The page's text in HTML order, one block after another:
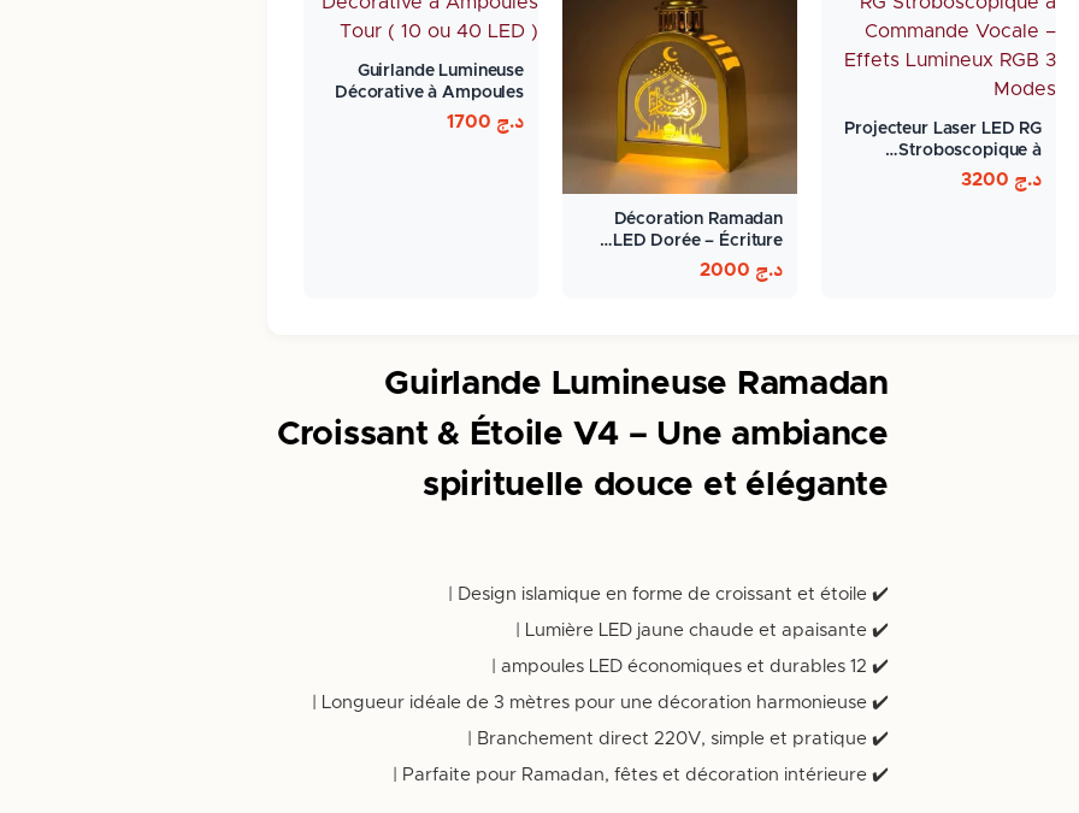
Projecteur Laser LED RG
Stroboscopique à…
د.ج
Décoration Ramadan
LED Dorée – Écriture…
د.ج
Guirlande Lumineuse
Décorative à Ampoules
Tour…
د.ج
Guirlande Lumineuse Ramadan
Croissant & Étoile V4 – Une ambiance
spirituelle douce et élégante
✔️ Design islamique en forme de croissant et étoile |
✔️ Lumière LED jaune chaude et apaisante |
✔️ 12 ampoules LED économiques et durables |
✔️ Longueur idéale de 3 mètres pour une décoration harmonieuse |
✔️ Branchement direct 220V, simple et pratique |
✔️ Parfaite pour Ramadan, fêtes et décoration intérieure |